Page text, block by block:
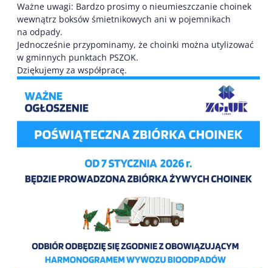
Ważne uwagi: Bardzo prosimy o nieumieszczanie choinek
wewnątrz boksów śmietnikowych ani w pojemnikach
na odpady.
Jednocześnie przypominamy, że choinki można utylizować
w gminnych punktach PSZOK.
Dziękujemy za współpracę.